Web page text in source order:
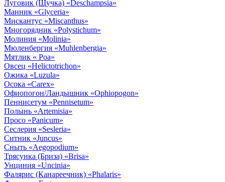
Луговик (Щучка) «Deschampsia»
Манник «Glyceria»
Мискантус «Miscanthus»
Многорядник «Polystichum»
Молиния «Molinia»
Мюленбергия «Muhlenbergia»
Мятлик « Poa»
Овсец «Helictotrichon»
Ожика «Luzula»
Осока «Carex»
Офиопогон/Ландышник «Ophiopogon»
Пеннисетум «Pennisetum»
Полынь «Artemisia»
Просо «Panicum»
Сеслерия «Sesleria»
Ситник «Juncus»
Сныть «Aegopodium»
Трясунка (Бриза) «Brisa»
Унциния «Uncinia»
Фалярис (Канареечник) «Phalaris»